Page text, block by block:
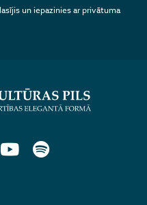
un iepazinies ar privātuma